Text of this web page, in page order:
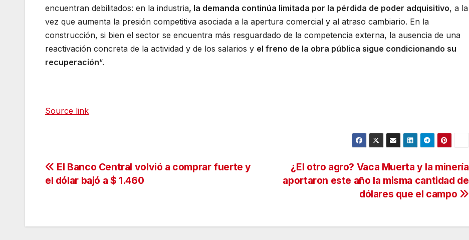
encuentran debilitados: en la industria, la demanda continúa limitada por la pérdida de poder adquisitivo, a la
vez que aumenta la presión competitiva asociada a la apertura comercial y al atraso cambiario. En la
construcción, si bien el sector se encuentra más resguardado de la competencia externa, la ausencia de una
reactivación concreta de la actividad y de los salarios y el freno de la obra pública sigue condicionando su
recuperación“.
Source link
Navegación
¿El otro agro? Vaca Muerta y la minería
aportaron este año la misma cantidad de
dólares que el campo
El Banco Central volvió a comprar fuerte y
el dólar bajó a $ 1.460